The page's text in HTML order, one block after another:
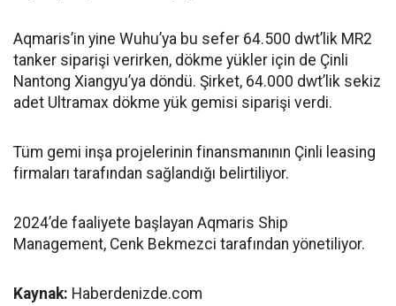
Aqmaris’in yine Wuhu’ya bu sefer 64.500 dwt’lik MR2
tanker siparişi verirken, dökme yükler için de Çinli
Nantong Xiangyu’ya döndü. Şirket, 64.000 dwt’lik sekiz
adet Ultramax dökme yük gemisi siparişi verdi.
Tüm gemi inşa projelerinin finansmanının Çinli leasing
firmaları tarafından sağlandığı belirtiliyor.
2024’de faaliyete başlayan Aqmaris Ship
Management, Cenk Bekmezci tarafından yönetiliyor.
Kaynak: Haberdenizde.com